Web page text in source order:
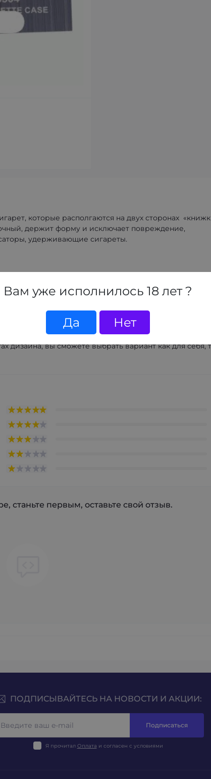
Вам уже исполнилось 18 лет ?
Да Нет
которые располгаются на двух сторонах
держит форму и исключает повреждение,
удерживающие сигареты.
а держатся на одном месте. В закрытом
замок надежно фиксируется. В него интегрирована
расходуется экономно. Данный портсигар имеет
И все это в одном аксессуаре.
дизайна, вы сможете выбрать вариант как для себя,
станьте первым, оставьте свой отзыв.
ПОДПИСЫВАЙТЕСЬ НА НОВОСТИ И АКЦИИ:
Подписаться
Я прочитал Оплата и согласен с условиями